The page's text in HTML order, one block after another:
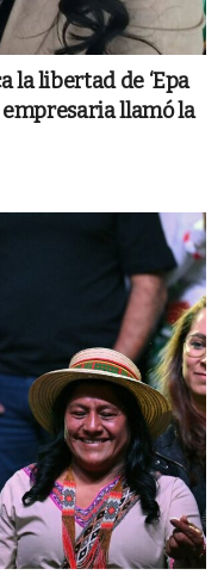
la libertad de ‘Epa
empresaria llamó la